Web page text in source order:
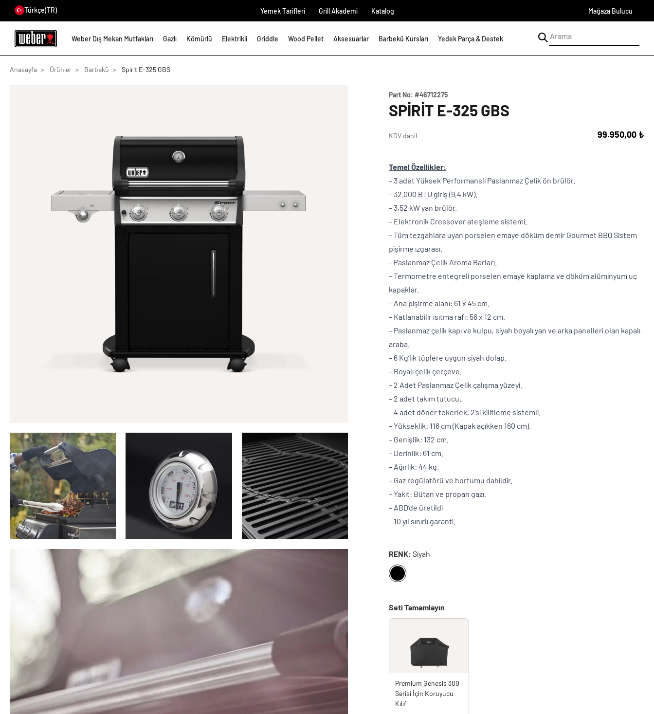
Türkçe(TR) Yemek Tarifleri Grill Akademi Katalog Mağaza Bulucu
Weber Dış Mekan Mutfakları Gazlı Kömürlü Elektrikli Griddle Wood Pellet Aksesuarlar Barbekü Kursları Yedek Parça & Destek
Anasayfa Ürünler Barbekü Spirit E-325 GBS
Part No:#46712275
SPIRIT E-325 GBS
KDV dahil 99.950,00 ₺
Temel Özellikler:
– 3 adet Yüksek Performanslı Paslanmaz Çelik ön brülör.
– 32.000 BTU giriş (9,4 kW).
– 3,52 kW yan brülör.
– Elektronik Crossover ateşleme sistemi.
– Tüm tezgahlara uyan porselen emaye döküm demir Gourmet BBQ Sistem
pişirme ızgarası.
– Paslanmaz Çelik Aroma Barları.
– Termometre entegreli porselen emaye kaplama ve döküm alüminyum uç
kapaklar.
– Ana pişirme alanı: 61 x 45 cm.
– Katlanabilir ısıtma rafı: 56 x 12 cm.
– Paslanmaz çelik kapı ve kulpu, siyah boyalı yan ve arka panelleri olan kapalı
araba.
– 6 Kg’lık tüplere uygun siyah dolap.
– Boyalı çelik çerçeve.
– 2 Adet Paslanmaz Çelik çalışma yüzeyi.
– 2 adet takım tutucu.
– 4 adet döner tekerlek, 2’si kilitleme sistemli.
– Yükseklik: 116 cm (Kapak açıkken 160 cm).
– Genişlik: 132 cm.
– Derinlik: 61 cm.
– Ağırlık: 44 kg.
– Gaz regülatörü ve hortumu dahildir.
– Yakıt: Bütan ve propan gazı.
– ABD’de üretildi
– 10 yıl sınırlı garanti.
RENK:Siyah
Seti Tamamlayın
Premium Genesis 300
Serisi İçin Koruyucu
Kılıf